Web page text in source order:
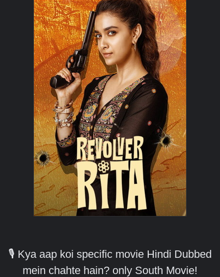
🎙️ Kya aap koi specific movie Hindi Dubbed
mein chahte hain? only South Movie!